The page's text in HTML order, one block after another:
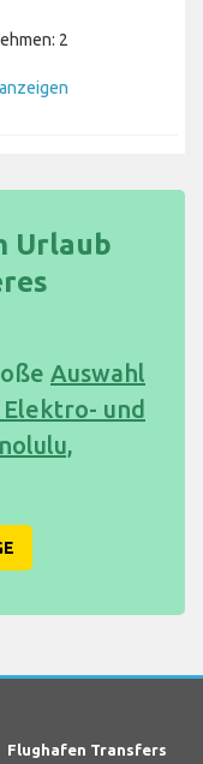
2
Urlaub
Auswahl
und
Flughafen Transfers